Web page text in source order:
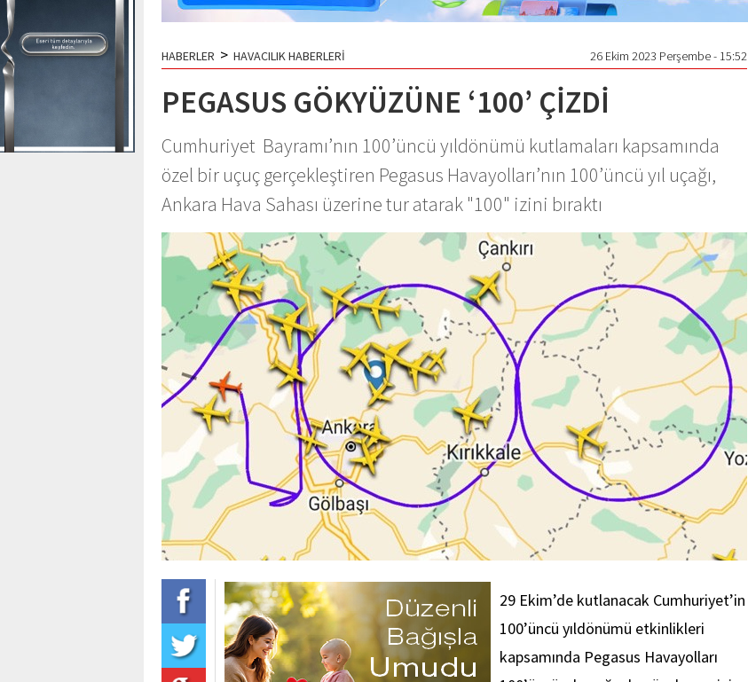
HABERLER > HAVACILIK HABERLERİ 26 Ekim 2023 Perşembe - 15:52
PEGASUS GÖKYÜZÜNE ‘100’ ÇİZDİ
Cumhuriyet Bayramı’nın 100’üncü yıldönümü kutlamaları kapsamında
özel bir uçuç gerçekleştiren Pegasus Havayolları’nın 100’üncü yıl uçağı,
Ankara Hava Sahası üzerine tur atarak "100" izini bıraktı
29 Ekim’de kutlanacak Cumhuriyet’in
100’üncü yıldönümü etkinlikleri
kapsamında Pegasus Havayolları